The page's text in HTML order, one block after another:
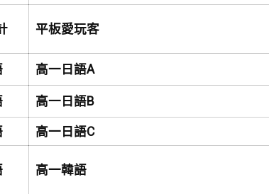
平板愛玩客
高一日語A
高一日語B
高一日語C
高一韓語